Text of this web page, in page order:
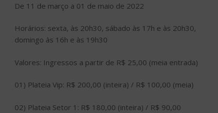
De 11 de março a 01 de maio de 2022
Horários: sexta, às 20h30, sábado às 17h e às 20h30,
domingo às 16h e às 19h30
Valores: Ingressos a partir de R$ 25,00 (meia entrada)
01) Plateia Vip: R$ 200,00 (inteira) / R$ 100,00 (meia)
02) Plateia Setor 1: R$ 180,00 (inteira) / R$ 90,00